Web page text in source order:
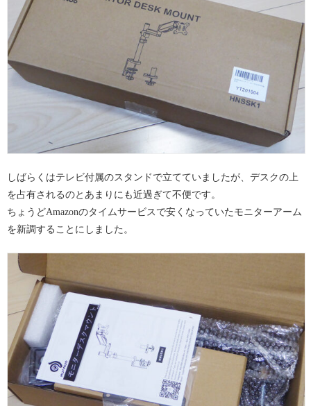
しばらくはテレビ付属のスタンドで立てていましたが、デスクの上
を占有されるのとあまりにも近過ぎて不便です。
ちょうどAmazonのタイムサービスで安くなっていたモニターアーム
を新調することにしました。